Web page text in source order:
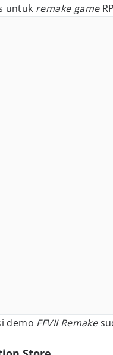
untuk remake game
demo FFVII Remake